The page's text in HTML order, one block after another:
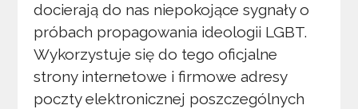
docierają do nas niepokojące sygnały o
próbach propagowania ideologii LGBT.
Wykorzystuje się do tego oficjalne
strony internetowe i firmowe adresy
poczty elektronicznej poszczególnych